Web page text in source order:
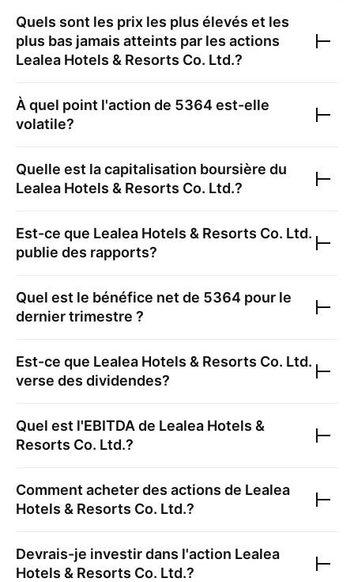
Quels sont les prix les plus élevés et les
plus bas jamais atteints par les actions
Lealea Hotels & Resorts Co. Ltd.?
À quel point l'action de 5364est-elle
volatile?
Quelle est la capitalisation boursière du
Lealea Hotels & Resorts Co. Ltd.?
Est-ce que Lealea Hotels & Resorts Co. Ltd.
publie des rapports?
Quel est le bénéfice net de 5364 pour le
dernier trimestre ?
Est-ce que Lealea Hotels & Resorts Co. Ltd.
verse des dividendes?
Quel est l'EBITDA de Lealea Hotels &
Resorts Co. Ltd.?
Comment acheter des actions de Lealea
Hotels & Resorts Co. Ltd.?
Devrais-je investir dans l'action Lealea
Hotels & Resorts Co. Ltd.?